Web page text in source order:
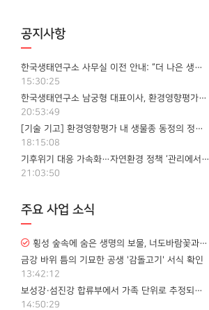
공지사항
한국생태연구소 사무실 이전 안내: “더 나은 생태전문 서비스를 위해 도약합니다”
15:30:25
한국생태연구소 남궁형 대표이사, 환경영향평가협회 제13대 발전위원회 전문위원 위촉
20:53:49
[기술 기고] 환경영향평가 내 생물종 동정의 정밀성과 행정적 리스크 관리 : 도롱뇽속(Genus Hynobius)을 중심으로
18:15:08
기후위기 대응 가속화…자연환경 정책 ‘관리에서 적응’으로 전환 정책·기술·지역 대응 통합…자연환경 관리체계 구조적 변화 본격화
21:03:50
주요 사업 소식
횡성 숲속에 숨은 생명의 보물, 너도바람꽃과 도깨비부채를 만나다
금강 바위 틈의 기묘한 공생 '감돌고기' 서식 확인
13:42:12
보성강·섬진강 합류부에서 가족 단위로 추정되는 수달 무리 관찰···건강한 하천 생태계를 보여주는 의미 있는 현장 기록
14:50:29